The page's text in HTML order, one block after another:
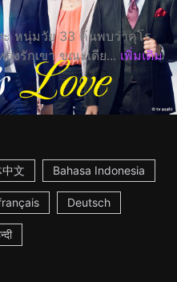
ะ หนุ่มวัย 33 ค้นพบว่าคุโร
งรักเขา ขณะเดีย... เพิ่มเติม
文 Bahasa Indonesia
Deutsch